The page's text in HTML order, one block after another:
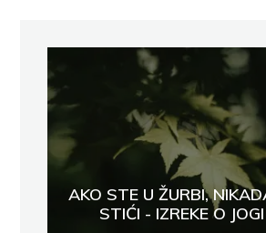
AKO STE U ŽURBI,
STIĆI - IZREKE O